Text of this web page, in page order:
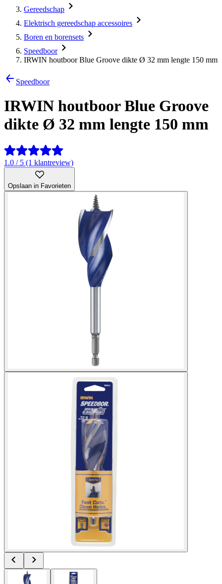
Gereedschap
Elektrisch gereedschap accessoires
Boren en borensets
Speedboor
IRWIN houtboor Blue Groove dikte Ø 32 mm lengte 150 mm
Speedboor
IRWIN houtboor Blue Groove
dikte Ø 32 mm lengte 150 mm
1.0 / 5 (1 klantreview)
Opslaan in Favorieten